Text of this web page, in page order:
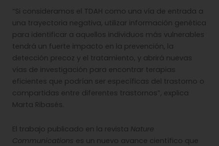
“Si consideramos el TDAH como una vía de entrada a
una trayectoria negativa, utilizar información genética
para identificar a aquellos individuos más vulnerables
tendrá un fuerte impacto en la prevención, la
detección precoz y el tratamiento, y abrirá nuevas
vías de investigación para encontrar terapias
eficientes que podrían ser específicas del trastorno o
compartidas entre diferentes trastornos”, explica
Marta Ribasés.
El trabajo publicado en la revista Nature
Communications es un nuevo avance científico que